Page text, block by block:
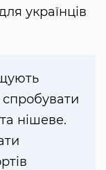
українців
спробувати
нішеве.